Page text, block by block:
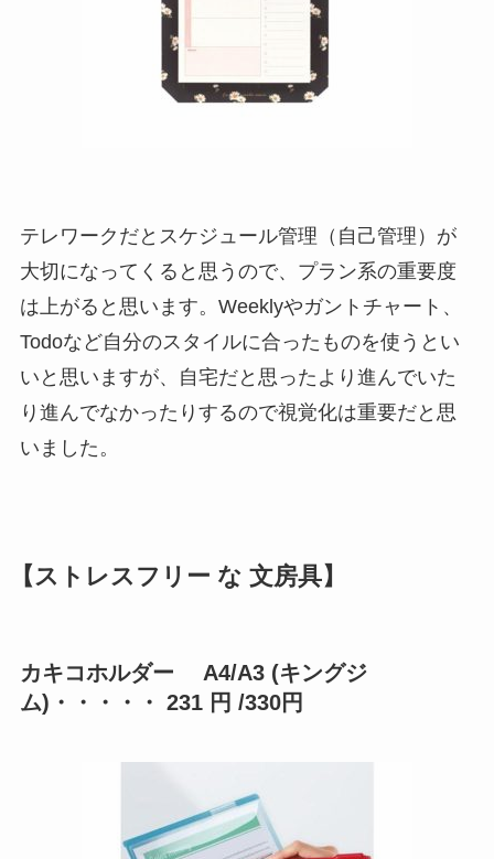
テレワークだとスケジュール管理（自己管理）が
大切になってくると思うので、プラン系の重要度
は上がると思います。Weeklyやガントチャート、
Todoなど自分のスタイルに合ったものを使うとい
いと思いますが、自宅だと思ったより進んでいた
り進んでなかったりするので視覚化は重要だと思
いました。
【ストレスフリー な 文房具】
カキコホルダー A4/A3 (キングジ
ム)・・・・・ 231 円 /330円